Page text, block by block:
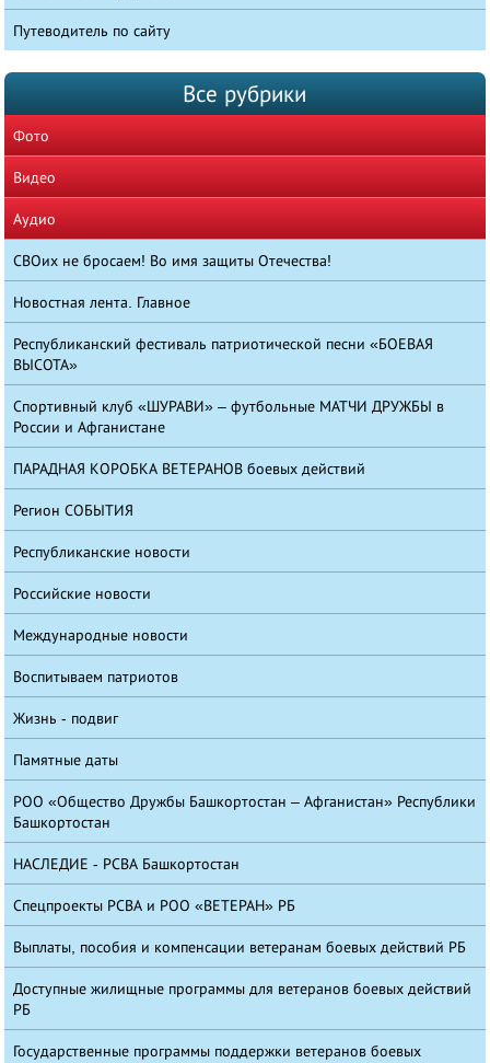
Путеводитель по сайту
Все рубрики
Фото
Видео
Аудио
СВОих не бросаем! Во имя защиты Отечества!
Новостная лента. Главное
Республиканский фестиваль патриотической песни «БОЕВАЯ
ВЫСОТА»
Спортивный клуб «ШУРАВИ» – футбольные МАТЧИ ДРУЖБЫ в
России и Афганистане
ПАРАДНАЯ КОРОБКА ВЕТЕРАНОВ боевых действий
Регион СОБЫТИЯ
Республиканские новости
Российские новости
Международные новости
Воспитываем патриотов
Жизнь - подвиг
Памятные даты
РОО «Общество Дружбы Башкортостан – Афганистан» Республики
Башкортостан
НАСЛЕДИЕ - РСВА Башкортостан
Спецпроекты РСВА и РОО «ВЕТЕРАН» РБ
Выплаты, пособия и компенсации ветеранам боевых действий РБ
Доступные жилищные программы для ветеранов боевых действий
РБ
Государственные программы поддержки ветеранов боевых